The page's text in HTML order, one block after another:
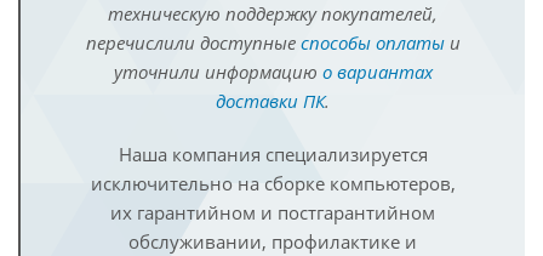
техническую поддержку покупателей,
перечислили доступные способы оплатыи
уточнили информацию о вариантах
доставки ПК.
Наша компания специализируется
исключительно на сборке компьютеров,
их гарантийном и постгарантийном
обслуживании, профилактике и